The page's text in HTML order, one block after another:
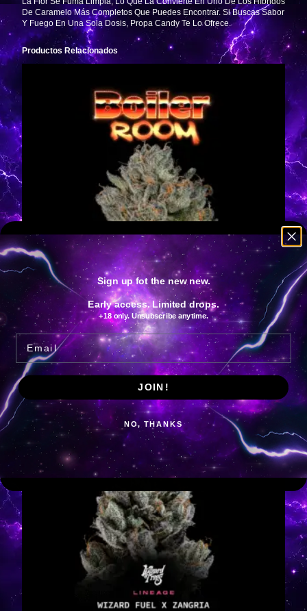
De Caramelo Más Completos Que Puedes Encontrar. Si Buscas Sabor
Y Fuego En Una Sola Dosis, Propa Candy Te Lo Ofrece.
Productos Relacionados
Boiler Room
€125.00 IVA Included
Add to cart
Sign up fot the new new.
Early access. Limited drops.
+18 only. Unsubscribe anytime.
Email
JOIN!
NO, THANKS